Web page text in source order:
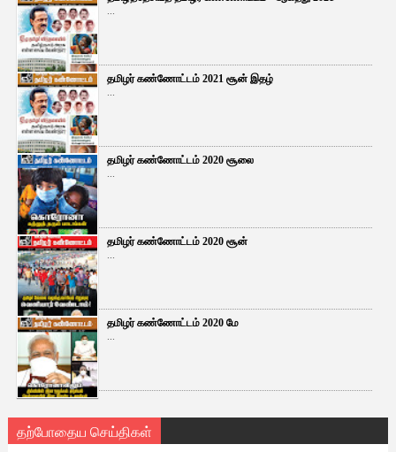
...
தமிழர் கண்ணோட்டம் 2021 சூன் இதழ்
...
தமிழர் கண்ணோட்டம் 2020 சூலை
...
தமிழர் கண்ணோட்டம் 2020 சூன்
...
தமிழர் கண்ணோட்டம் 2020 மே
...
தற்போதைய செய்திகள்